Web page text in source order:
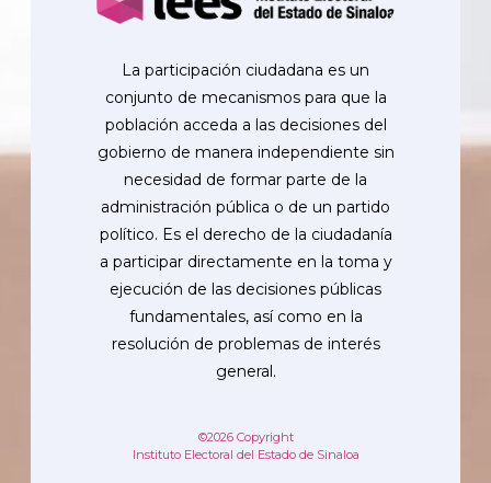
La participación ciudadana es un
conjunto de mecanismos para que la
población acceda a las decisiones del
gobierno de manera independiente sin
necesidad de formar parte de la
administración pública o de un partido
político. Es el derecho de la ciudadanía
a participar directamente en la toma y
ejecución de las decisiones públicas
fundamentales, así como en la
resolución de problemas de interés
general.
©2026 Copyright
Instituto Electoral del Estado de Sinaloa